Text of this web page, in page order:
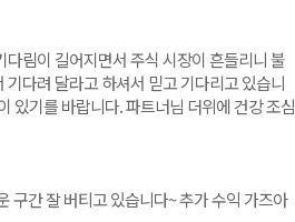
림이 길어지면서 주식 시장이 흔들리니 불
다려 달라고 하셔서 믿고 기다리고 있습니
있기를 바랍니다. 파트너님 더위에 건강 조심
구간 잘 버티고 있습니다~ 추가 수익 가즈아